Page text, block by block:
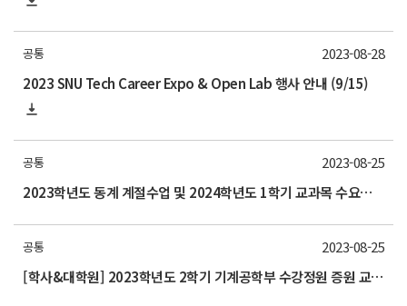
공통
2023 SNU Tech Career Expo & Open Lab 행사 안내 (9/15)
2023-08-28
공통
2023학년도 동계 계절수업 및 2024학년도 1학기 교과목 수요조사 실시
2023-08-25
공통
[학사&대학원] 2023학년도 2학기 기계공학부 수강정원 증원 교과목 안내(9/5 10시 updated)
2023-08-25